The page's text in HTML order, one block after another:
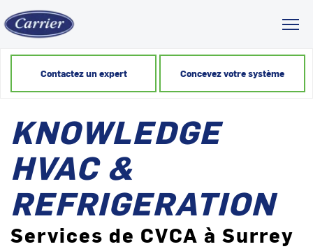
Contactez un expert Concevez votre système
KNOWLEDGE
HVAC &
REFRIGERATION
Services de CVCA à Surrey